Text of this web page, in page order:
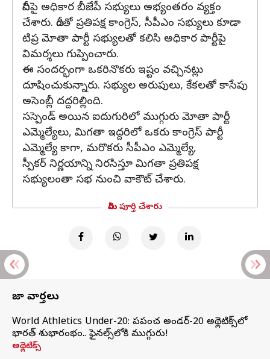
దీనిపై అధికార బీజేపీ సభ్యులు అభ్యంతరం వ్యక్తం
చేశారు. దీంతో ప్రతిపక్ష కాంగ్రెస్, సీపీఎం సభ్యులు కూడా
టిప్ర మోతా పార్టీ సభ్యులతో కలిసి అధికార పార్టీపై
విమర్శలు గుప్పించారు.
ఈ సందర్భంగా ఒకరినొకరు ఇష్టం వచ్చినట్లు
దూషించుకున్నారు. సభ్యుల అరుపులు, కేకలతో కాసేపు
అసెంబ్లీ దద్దరిల్లింది.
సస్పెండ్ అయిన ఐదుగురిలో ముగ్గురు మోతా పార్టీ
ఎమ్మెల్యేలు, మిగతా ఇద్దరిలో ఒకరు కాంగ్రెస్ పార్టీ
ఎమ్మెల్యే కాగా, మరొకరు సీపీఎం ఎమ్మెల్యే,
స్పీకర్ నిర్ణయాన్ని నిరసిస్తూ మిగతా ప్రతిపక్ష
సభ్యులంతా సభ నుంచి వాకౌట్ చేశారు.
మీరు పూర్తి చేశారు
తాజా వార్తలు
World Athletics Under-20: ప్రపంచ అండర్-20 అథ్లెటిక్స్‌లో
భారత్‌ శుభారంభం.. ఫైనల్స్‌లోకి ముగ్గురు!
అథ్లెటిక్స్